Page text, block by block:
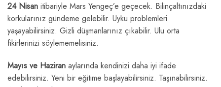
24 Nisan itibariyle Mars Yengeç’e geçecek. Bilinçaltınızdaki
korkularınız gündeme gelebilir. Uyku problemleri
yaşayabilirsiniz. Gizli düşmanlarınız çıkabilir. Ulu orta
fikirlerinizi söylememelisiniz.
Mayıs ve Haziran aylarında kendinizi daha iyi ifade
edebilirsiniz. Yeni bir eğitime başlayabilirsiniz. Taşınabilirsiniz.